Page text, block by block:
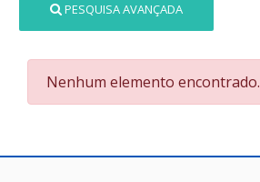
PESQUISA AVANÇADA
Nenhum elemento encontrado.